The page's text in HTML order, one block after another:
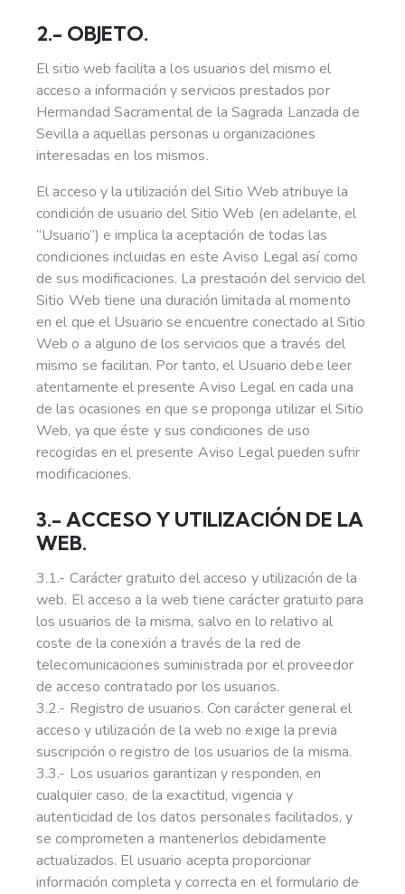
2.- OBJETO.
El sitio web facilita a los usuarios del mismo el
acceso a información y servicios prestados por
Hermandad Sacramental de la Sagrada Lanzada de
Sevilla a aquellas personas u organizaciones
interesadas en los mismos.
El acceso y la utilización del Sitio Web atribuye la
condición de usuario del Sitio Web (en adelante, el
“Usuario”) e implica la aceptación de todas las
condiciones incluidas en este Aviso Legal así como
de sus modificaciones. La prestación del servicio del
Sitio Web tiene una duración limitada al momento
en el que el Usuario se encuentre conectado al Sitio
Web o a alguno de los servicios que a través del
mismo se facilitan. Por tanto, el Usuario debe leer
atentamente el presente Aviso Legal en cada una
de las ocasiones en que se proponga utilizar el Sitio
Web, ya que éste y sus condiciones de uso
recogidas en el presente Aviso Legal pueden sufrir
modificaciones.
3.- ACCESO Y UTILIZACIÓN DE LA
WEB.
3.1.- Carácter gratuito del acceso y utilización de la
web. El acceso a la web tiene carácter gratuito para
los usuarios de la misma, salvo en lo relativo al
coste de la conexión a través de la red de
telecomunicaciones suministrada por el proveedor
de acceso contratado por los usuarios.
3.2.- Registro de usuarios. Con carácter general el
acceso y utilización de la web no exige la previa
suscripción o registro de los usuarios de la misma.
3.3.- Los usuarios garantizan y responden, en
cualquier caso, de la exactitud, vigencia y
autenticidad de los datos personales facilitados, y
se comprometen a mantenerlos debidamente
actualizados. El usuario acepta proporcionar
información completa y correcta en el formulario de